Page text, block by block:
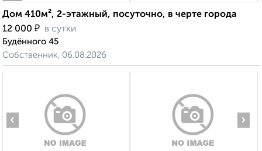
Дом 410м², 2-этажный, посуточно, в черте города
12 000 ₽ в сутки
Будённого 45
Собственник, 06.08.2026
‹ ›